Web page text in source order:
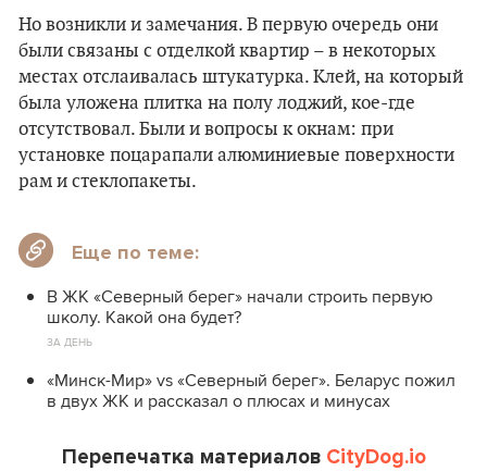
Но возникли и замечания. В первую очередь они
были связаны с отделкой квартир – в некоторых
местах отслаивалась штукатурка. Клей, на который
была уложена плитка на полу лоджий, кое-где
отсутствовал. Были и вопросы к окнам: при
установке поцарапали алюминиевые поверхности
рам и стеклопакеты.
Еще по теме:
В ЖК «Северный берег» начали строить первую
школу. Какой она будет?
ЗА ДЕНЬ
«Минск-Мир» vs «Северный берег». Беларус пожил
в двух ЖК и рассказал о плюсах и минусах
Перепечатка материалов CityDog.io